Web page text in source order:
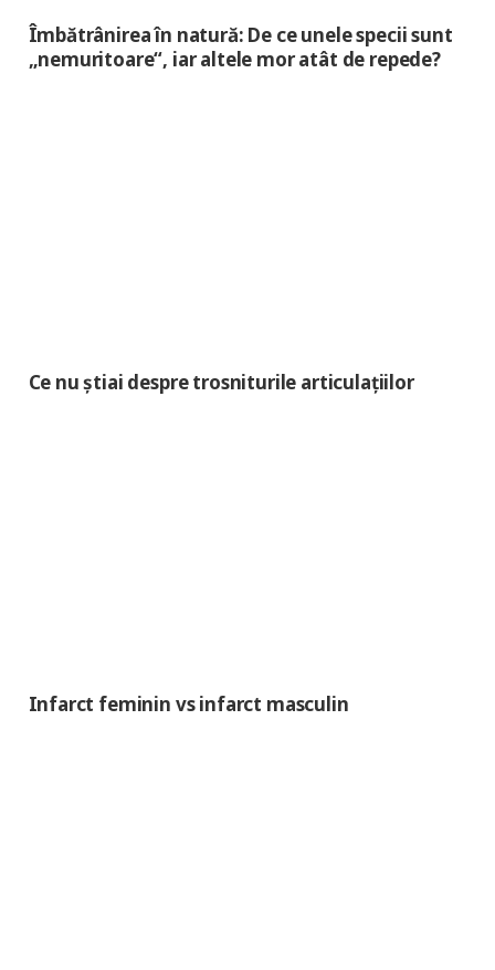
Îmbătrânirea în natură: De ce unele specii sunt
„nemuritoare“, iar altele mor atât de repede?
Ce nu știai despre trosniturile articulațiilor
Infarct feminin vs infarct masculin